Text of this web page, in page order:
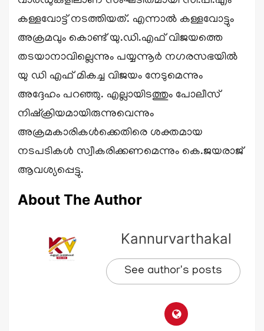
കള്ളവോട്ട് നടത്തിയത്. എന്നാൽ കള്ളവോട്ടും
അക്രമവും കൊണ്ട് യു.ഡി.എഫ് വിജയത്തെ
തടയാനാവില്ലെന്നും പയ്യന്നൂർ നഗരസഭയിൽ
യു ഡി എഫ് മികച്ച വിജയം നേടുമെന്നും
അദ്ദേഹം പറഞ്ഞു. എല്ലായിടത്തും പോലീസ്
നിഷ്ക്രിയമായിരുന്നുവെന്നും
അക്രമകാരികൾക്കെതിരെ ശക്തമായ
നടപടികൾ സ്വീകരിക്കണമെന്നും കെ.ജയരാജ്
ആവശ്യപ്പെട്ടു.
About The Author
Kannurvarthakal
See author's posts